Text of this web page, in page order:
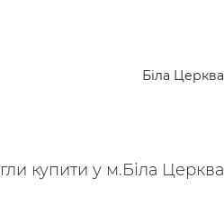
Біла Церква
купити у м.Біла Церква